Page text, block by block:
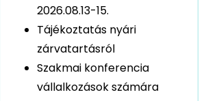
2026.08.13-15.
Tájékoztatás nyári
zárvatartásról
Szakmai konferencia
vállalkozások számára